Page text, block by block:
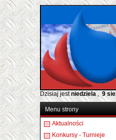
Dzisiaj jestniedziela, 9
Menu strony
Aktualności
Konkursy - Turnieje